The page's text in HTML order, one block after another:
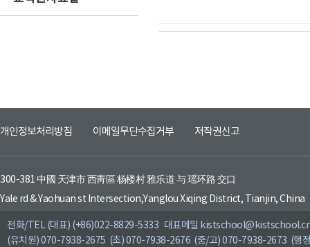
개인정보처리방침 이메일무단수집거부 저작권신고
300-381 中國 天津市 西靑區 杨楼村 雅乐道 与 瑶环路 交口
Yale rd & Yaohuan st Intersection,Yanglou Xiqing District, Tianjin, China
전화/TEL (대표) (+86)022-8829-5333 대표메일
(유치원) 070-7938-2675 (초) 070-7938-2676 (중/고) 070-7938-2673 (행